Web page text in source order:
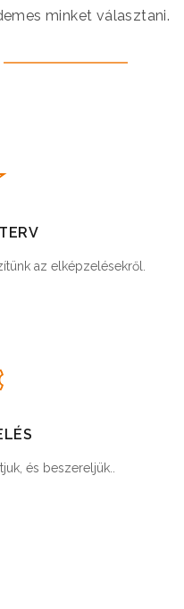
minket választani.
az elképzelésekről.
és beszereljük..